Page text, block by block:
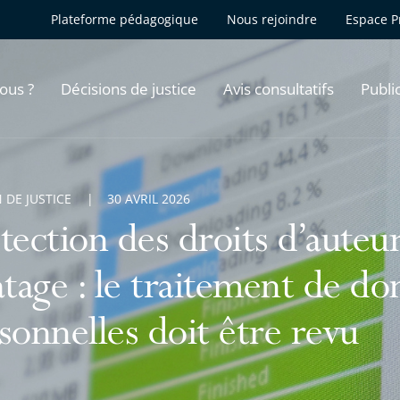
Plateforme pédagogique Nous rejoindre Espace
? Décisions de justice Avis consultatifs
des droits
: le traitement de
doit être revu
JUSTICE 30 AVRIL 2026